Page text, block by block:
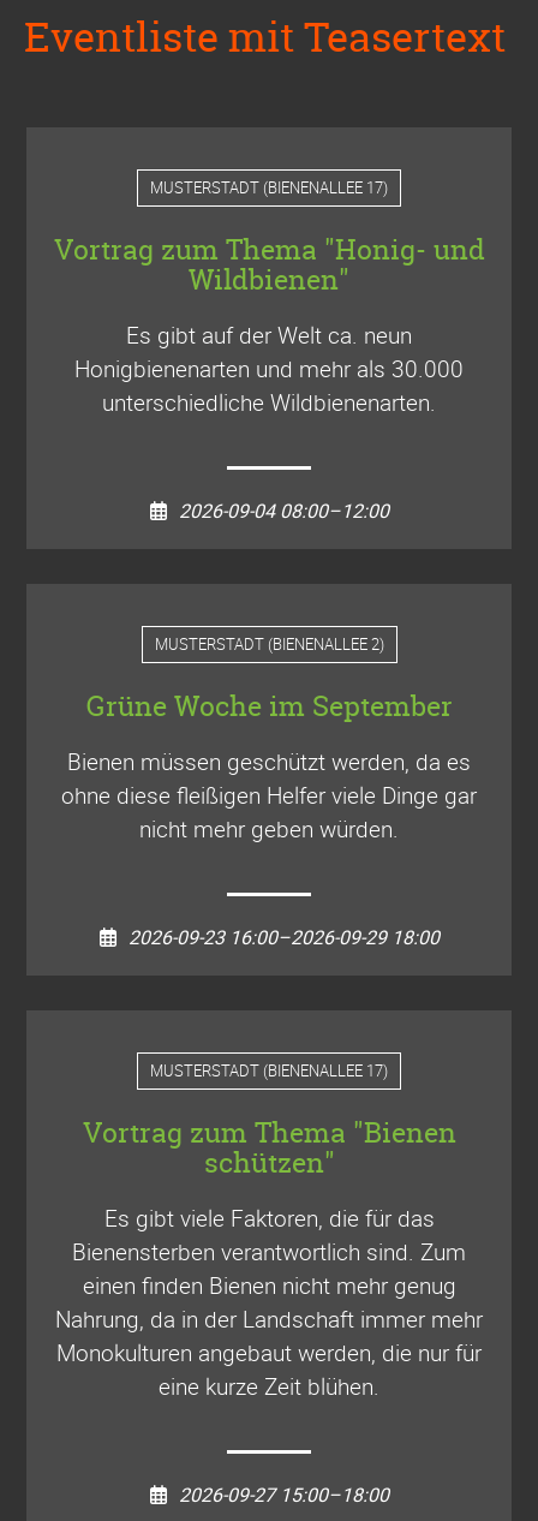
Eventliste mit Teasertext
MUSTERSTADT (BIENENALLEE 17)
Vortrag zum Thema "Honig- und
Wildbienen"
Es gibt auf der Welt ca. neun
Honigbienenarten und mehr als 30.000
unterschiedliche Wildbienenarten.
2026-09-04 08:00–12:00
MUSTERSTADT(BIENENALLEE 2)
Grüne Woche im September
Bienen müssen geschützt werden, da es
ohne diese fleißigen Helfer viele Dinge gar
nicht mehr geben würden.
2026-09-23 16:00–2026-09-29 18:00
MUSTERSTADT (BIENENALLEE 17)
Vortrag zum Thema "Bienen
schützen"
Es gibt viele Faktoren, die für das
Bienensterben verantwortlich sind. Zum
einen finden Bienen nicht mehr genug
Nahrung, da in der Landschaft immer mehr
Monokulturen angebaut werden, die nur für
eine kurze Zeit blühen.
2026-09-27 15:00–18:00